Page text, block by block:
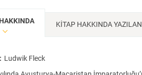
KİTAP HAKKINDA
Ludwik Fleck